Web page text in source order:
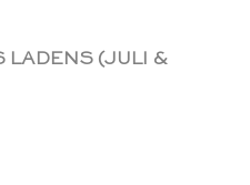
LADENS (JULI &